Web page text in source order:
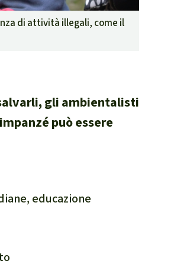
di attività illegali, come il
gli ambientalisti
può essere
educazione